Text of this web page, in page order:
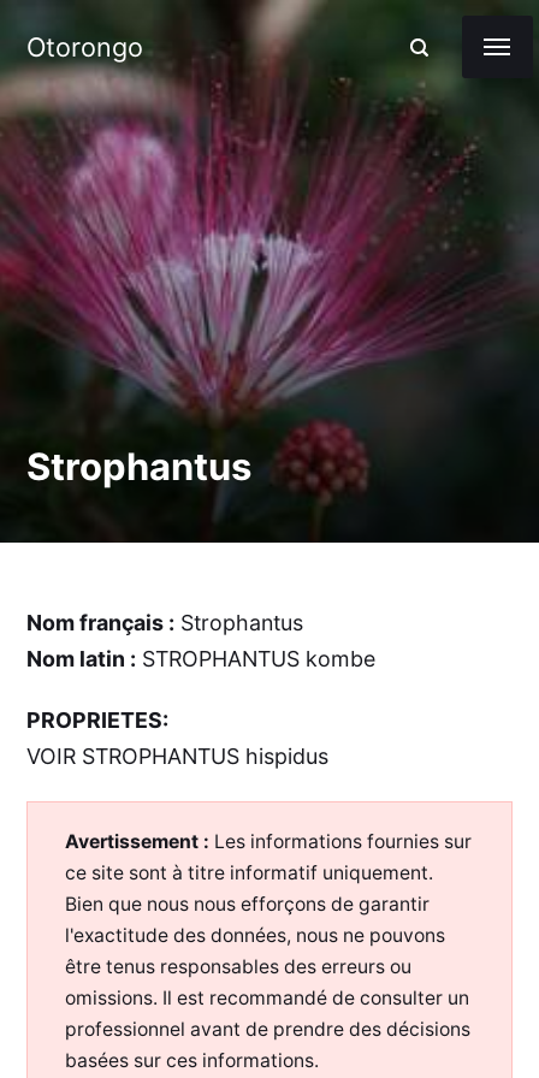
Otorongo
Strophantus
Nom français : Strophantus
Nom latin : STROPHANTUS kombe
PROPRIETES:
VOIR STROPHANTUS hispidus
Avertissement : Les informations fournies sur
ce site sont à titre informatif uniquement.
Bien que nous nous efforçons de garantir
l'exactitude des données, nous ne pouvons
être tenus responsables des erreurs ou
omissions. Il est recommandé de consulter un
professionnel avant de prendre des décisions
basées sur ces informations.